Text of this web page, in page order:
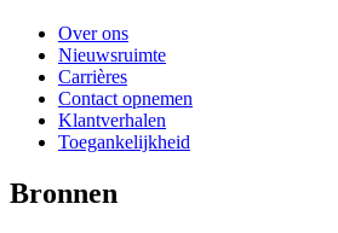
Over ons
Nieuwsruimte
Carrières
Contact opnemen
Klantverhalen
Toegankelijkheid
Bronnen